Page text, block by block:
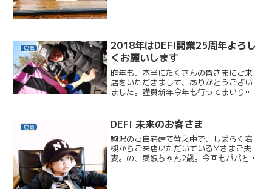
鹿島
2018年はDEFI開業25周年よろし
くお願いします
昨年も、本当にたくさんの皆さまにご来
店をいただきまして、ありがとうござい
ました。謹賀新年今年も行ってまいりま
て・・・今年も良い年になりますよう
に！そしてお楽しみの食い倒れ！ ...
鹿島 DEFI 未来のお客さま
駒沢のご自宅建て替え中で、しばらく岩
槻からご来店いただいているMさまご夫
妻。の、愛娘ちゃん2歳。今回もパパと一